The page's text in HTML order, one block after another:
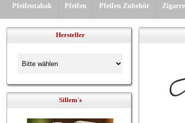
Pfeifentabak Pfeifen Pfeifen Zubehör
Hersteller
Sillem´s